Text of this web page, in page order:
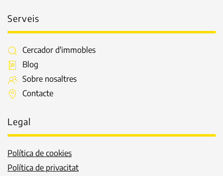
Serveis
Cercador d'immobles
Blog
Sobre nosaltres
Contacte
Legal
Política de cookies
Política de privacitat